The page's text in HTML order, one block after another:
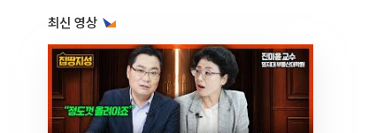
최신 영상